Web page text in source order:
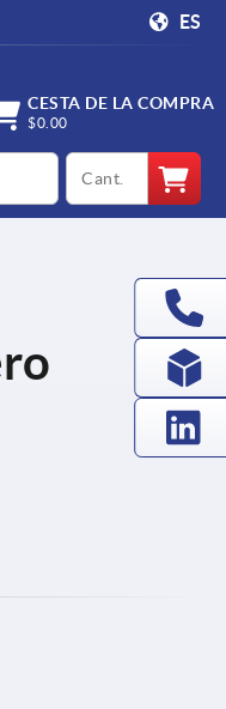
ES
CESTA DE LA COMPRA
$0.00
qty